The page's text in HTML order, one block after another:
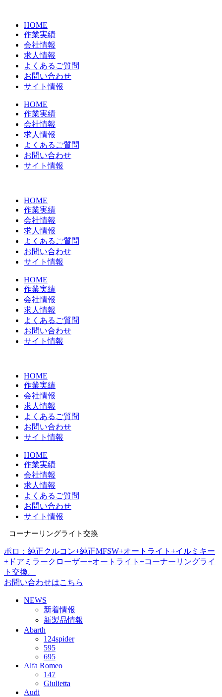
HOME
作業実績
会社情報
求人情報
よくあるご質問
お問い合わせ
サイト情報
HOME
作業実績
会社情報
求人情報
よくあるご質問
お問い合わせ
サイト情報
HOME
作業実績
会社情報
求人情報
よくあるご質問
お問い合わせ
サイト情報
HOME
作業実績
会社情報
求人情報
よくあるご質問
お問い合わせ
サイト情報
HOME
作業実績
会社情報
求人情報
よくあるご質問
お問い合わせ
サイト情報
HOME
作業実績
会社情報
求人情報
よくあるご質問
お問い合わせ
サイト情報
コーナーリングライト交換
ポロ：純正クルコン+純正MFSW+オートライト+イルミキー
+ドアミラークローザー+オートライト+コーナーリングライ
ト交換。
お問い合わせはこちら
NEWS
新着情報
新製品情報
Abarth
124spider
595
695
Alfa Romeo
147
Giulietta
Audi